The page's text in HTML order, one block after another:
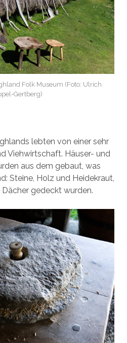
Folk Museum (Foto: Ulrich
Gertberg)
lebten von einer sehr
Viehwirtschaft. Häuser- und
aus dem gebaut, was
Steine, Holz und Heidekraut,
gedeckt wurden.